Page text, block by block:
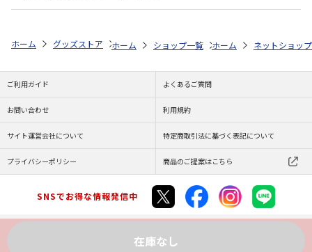
在庫なし
ホーム グッズストア スポーツ・スポーツ選手 NPB（日本野球機構）
ホーム ショップ一覧 レッツ 26SNOOPY
ホーム ネットショップ
ご利用ガイド よくあるご質問
お問い合わせ 利用規約
サイト運営会社について 特定商取引法に基づく表記について
プライバシーポリシー 商品のご提案はこちら
SNSでお得な情報発信中